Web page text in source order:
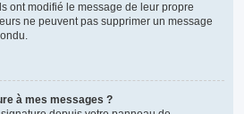
ont modifié le message de leur propre
ne peuvent pas supprimer un message
à mes messages ?